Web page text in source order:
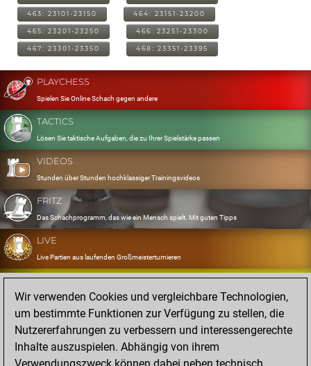
463: 23101-23150 464: 23151-23200
465: 23201-23250 466: 23251-23300
467: 23301-23350 468: 23351-23395
PLAYCHESS
Spielen Sie Online Schach gegen andere
TACTICS
Lösen Sie taktische Aufgaben, die zu Ihrer Spielstärke passen
VIDEOS
Stunden über Stunden hochklassiger Trainingsvideos
FRITZ
Das Schachprogramm, das wie ein Mensch spielt. Mit guten Tipps
LIVE
Live Partien aus laufenden Großmeisterturnieren
OPENINGS
Erfassen und Üben Sie Ihr Eröffnungsrepertoire
DATABASE
Acht Millionen starke Partien
MYGAMES
Wir verwenden Cookies und vergleichbare Technologien,
um bestimmte Funktionen zur Verfügung zu stellen, die
Nutzererfahrungen zu verbessern und interessengerechte
Inhalte auszuspielen. Abhängig von ihrem